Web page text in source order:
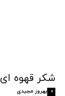
شکر قهوه‌
بهروز مجیدی 0